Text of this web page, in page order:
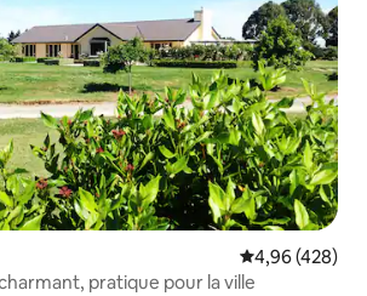
Évaluation
4,96 (428)
pratique pour la ville